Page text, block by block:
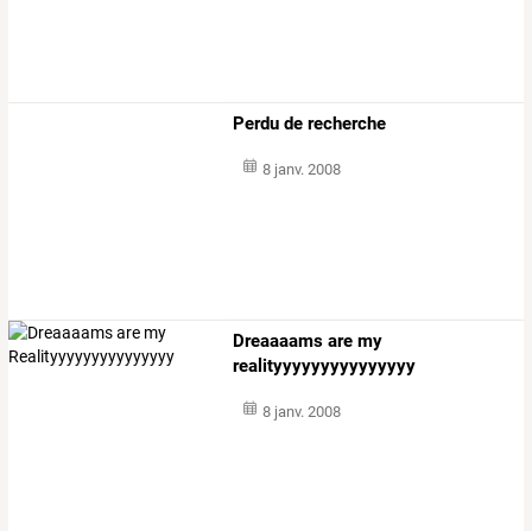
Perdu de recherche
8 janv. 2008
Dreaaaams are my
realityyyyyyyyyyyyyyy
8 janv. 2008